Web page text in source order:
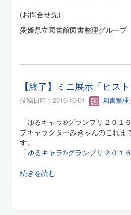
(お問合せ先)
愛媛県立図書館図書整理グルー
【終了】ミニ展示「ヒス
投稿日時 : 2016/10/01 図書整
「ゆるキャラ®グランプリ２０
プキャラクターみきゃんのこれ
す。
「ゆるキャラ®グランプリ２０
続きを読む